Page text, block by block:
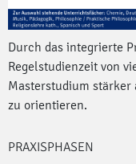
Durch das integrierte
Regelstudienzeit von
Masterstudium
zu orientieren.
PRAXISPHASEN